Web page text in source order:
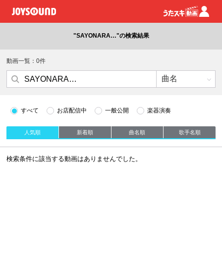
"SAYONARA…"の検索結果
動画一覧：0件
すべて お店配信中 一般公開 楽器演奏
人気順 新着順 曲名順 歌手名順
検索条件に該当する動画はありませんでした。